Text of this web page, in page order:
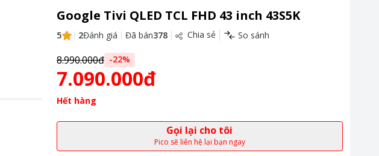
Google Tivi QLED TCL FHD 43 inch 43S5K
5 2Đánh giá Đã bán378 Chia sẻ So sánh
8.990.000đ -22%
7.090.000đ
Hết hàng
Gọi lại cho tôi
Pico sẽ liên hệ lại bạn ngay